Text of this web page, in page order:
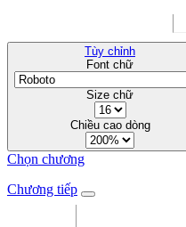
Tùy chỉnh
Font chữ
Size chữ
Chiều cao dòng
Chọn chương
Chương tiếp